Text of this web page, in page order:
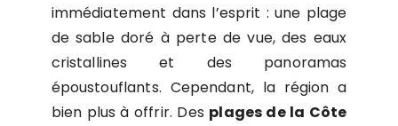
immédiatement dans l’esprit : une plage
de sable doré à perte de vue, des eaux
cristallines et des panoramas
époustouflants. Cependant, la région a
bien plus à offrir. Des plages de la Côte